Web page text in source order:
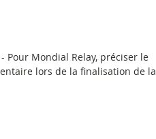
intérieure
Pour Mondial Relay, préciser le
lors de la finalisation de la